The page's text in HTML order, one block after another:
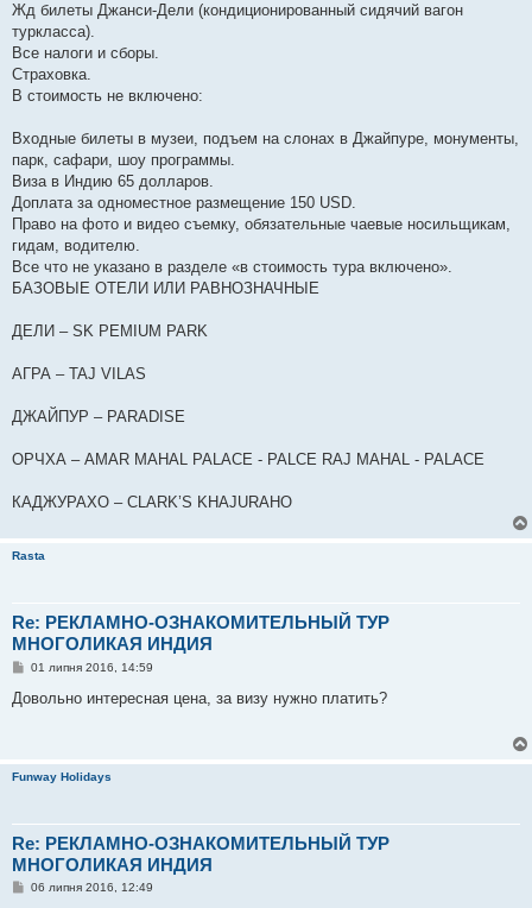
Жд билеты Джанси-Дели (кондиционированный сидячий вагон
туркласса).
Все налоги и сборы.
Страховка.
В стоимость не включено:
Входные билеты в музеи, подъем на слонах в Джайпуре, монументы,
парк, сафари, шоу программы.
Виза в Индию 65 долларов.
Доплата за одноместное размещение 150 USD.
Право на фото и видео съемку, обязательные чаевые носильщикам,
гидам, водителю.
Все что не указано в разделе «в стоимость тура включено».
БАЗОВЫЕ ОТЕЛИ ИЛИ РАВНОЗНАЧНЫЕ
ДЕЛИ – SK PEMIUM PARK
АГРА – TAJ VILAS
ДЖАЙПУР – PARADISE
ОРЧХА – AMAR MAHAL PALACE - PALCE RAJ MAHAL - PALACE
КАДЖУРАХО – CLARK’S KHAJURAHO
Rasta
Re: РЕКЛАМНО-ОЗНАКОМИТЕЛЬНЫЙ ТУР
МНОГОЛИКАЯ ИНДИЯ
П
в
л
е
я
01 липня 2016, 14:59
Довольно интересная цена, за визу нужно платить?
Funway Holidays
Re: РЕКЛАМНО-ОЗНАКОМИТЕЛЬНЫЙ ТУР
МНОГОЛИКАЯ ИНДИЯ
П06 липня 2016, 12:49